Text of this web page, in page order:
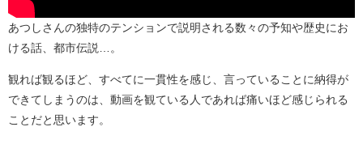
あつしさんの独特のテンションで説明される数々の予知や歴史にお
ける話、都市伝説…。
観れば観るほど、すべてに一貫性を感じ、言っていることに納得が
できてしまうのは、動画を観ている人であれば痛いほど感じられる
ことだと思います。